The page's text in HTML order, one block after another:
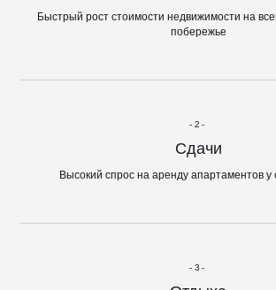
Быстрый рост стоимости недвижимости на
побережье
-2-
Сдачи
Высокий спрос на аренду апартаментов у
-3-